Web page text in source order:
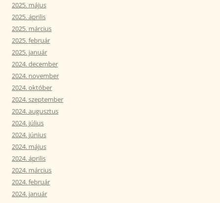
2025. május
2025. április
2025. március
2025. február
2025. január
2024. december
2024. november
2024. október
2024. szeptember
2024. augusztus
2024. július
2024. június
2024. május
2024. április
2024. március
2024. február
2024. január